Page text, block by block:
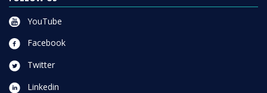
YouTube
Facebook
Twitter
Linkedin